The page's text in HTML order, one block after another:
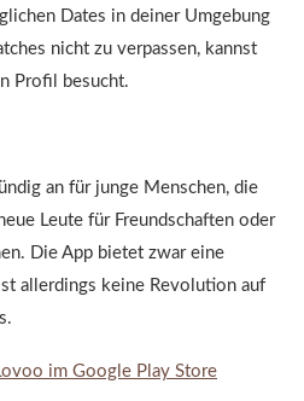
Dates in deiner Umgebung
nicht zu verpassen, kannst
Profil besucht.
an für junge Menschen, die
Leute für Freundschaften oder
Die App bietet zwar eine
allerdings keine Revolution auf
im Google Play Store